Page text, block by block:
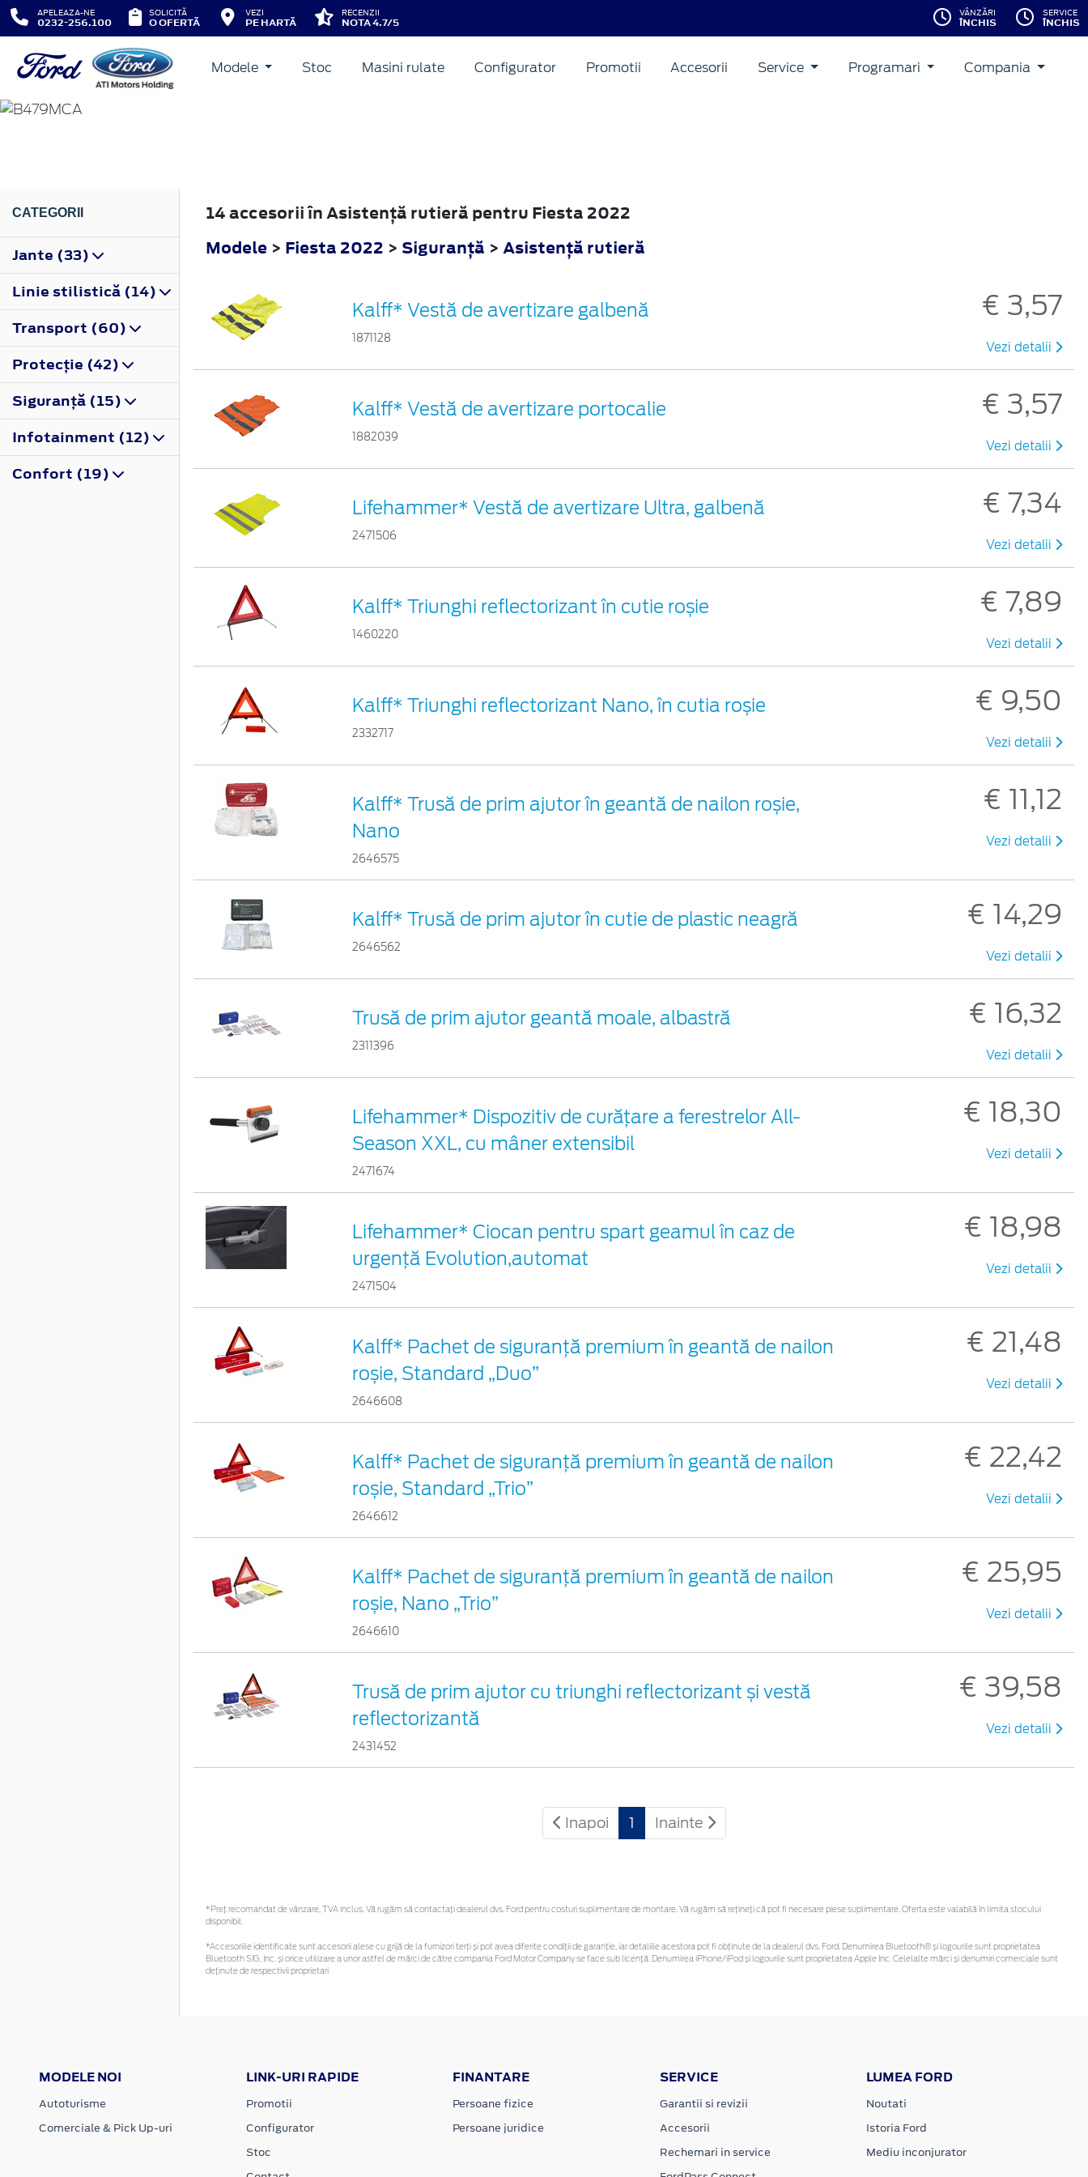
APELEAZA-NE
0232-256.100
SOLICITĂ
O OFERTĂ
VEZI
PE HARTĂ
RECENZII
NOTA 4.7/5
VÂNZĂRI
ÎNCHIS
SERVICE
ÎNCHIS
Modele Stoc Masini rulate Configurator Promotii Accesorii Service Programari Compania
FIESTA
CATEGORII
Jante (33)
Linie stilistică (14)
Transport (60)
Protecţie (42)
Siguranţă (15)
Infotainment (12)
Confort (19)
14 accesorii în Asistenţă rutieră pentru Fiesta 2022
Modele > Fiesta 2022 > Siguranţă > Asistenţă rutieră
Kalff* Vestă de avertizare galbenă
1871128
€ 3,57
Vezi detalii
Kalff* Vestă de avertizare portocalie
1882039
€ 3,57
Vezi detalii
Lifehammer* Vestă de avertizare Ultra, galbenă
2471506
€ 7,34
Vezi detalii
Kalff* Triunghi reflectorizant în cutie roșie
1460220
€ 7,89
Vezi detalii
Kalff* Triunghi reflectorizant Nano, în cutia roșie
2332717
€ 9,50
Vezi detalii
Kalff* Trusă de prim ajutor în geantă de nailon roșie,
Nano
2646575
€ 11,12
Vezi detalii
Kalff* Trusă de prim ajutor în cutie de plastic neagră
2646562
€ 14,29
Vezi detalii
Trusă de prim ajutor geantă moale, albastră
2311396
€ 16,32
Vezi detalii
Lifehammer* Dispozitiv de curățare a ferestrelor All-
Season XXL, cu mâner extensibil
2471674
€ 18,30
Vezi detalii
Lifehammer* Ciocan pentru spart geamul în caz de
urgenţă Evolution,automat
2471504
€ 18,98
Vezi detalii
Kalff* Pachet de siguranţă premium în geantă de nailon
roșie, Standard „Duo”
2646608
€ 21,48
Vezi detalii
Kalff* Pachet de siguranţă premium în geantă de nailon
roșie, Standard „Trio”
2646612
€ 22,42
Vezi detalii
Kalff* Pachet de siguranţă premium în geantă de nailon
roșie, Nano „Trio”
2646610
€ 25,95
Vezi detalii
Trusă de prim ajutor cu triunghi reflectorizant și vestă
reflectorizantă
2431452
€ 39,58
Vezi detalii
Inapoi 1 Inainte
*Preţ recomandat de vânzare, TVA inclus. Vă rugăm să contactaţi dealerul dvs. Ford pentru costuri suplimentare de montare. Vă rugăm să rețineți că pot fi necesare piese suplimentare. Oferta este valabilă în limita stocului
disponibil.
*Accesoriile identificate sunt accesorii alese cu grijă de la furnizori terți și pot avea diferite condiții de garanție, iar detaliile acestora pot fi obținute de la dealerul dvs. Ford. Denumirea Bluetooth® și logourile sunt proprietatea
Bluetooth SIG, Inc. și orice utilizare a unor astfel de mărci de către compania Ford Motor Company se face sub licență. Denumirea iPhone/iPod și logourile sunt proprietatea Apple Inc. Celelalte mărci și denumiri comerciale sunt
deținute de respectivii proprietari
MODELE NOI
Autoturisme
Comerciale & Pick Up-uri
LINK-URI RAPIDE
Promotii
Configurator
Stoc
FINANTARE
Persoane fizice
Persoane juridice
SERVICE
Garantii si revizii
Accesorii
Rechemari in service
LUMEA FORD
Noutati
Istoria Ford
Mediu inconjurator